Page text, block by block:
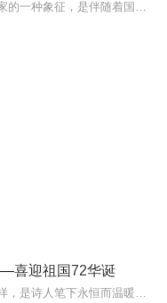
喜迎祖国72华诞